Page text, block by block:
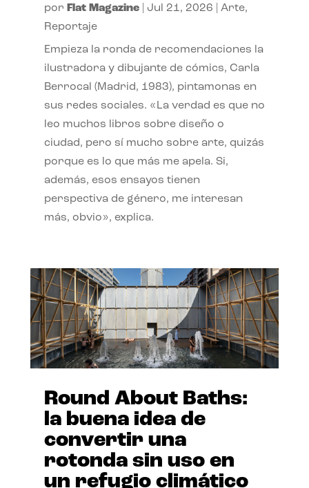
por Flat Magazine| Jul 21, 2026 Arte,
Reportaje
Empieza la ronda de recomendaciones la
ilustradora y dibujante de cómics, Carla
Berrocal (Madrid, 1983), pintamonas en
sus redes sociales. «La verdad es que no
leo muchos libros sobre diseño o
ciudad, pero sí mucho sobre arte, quizás
porque es lo que más me apela. Si,
además, esos ensayos tienen
perspectiva de género, me interesan
más, obvio», explica.
Round About Baths:
la buena idea de
convertir una
rotonda sin uso en
un refugio climático